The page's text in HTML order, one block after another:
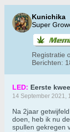
Kunichika
Super
Registratie
Berichten:
LED: Eerste
14 September 2021,
Na 2jaar
doen, heb ik nu
spullen gekregen